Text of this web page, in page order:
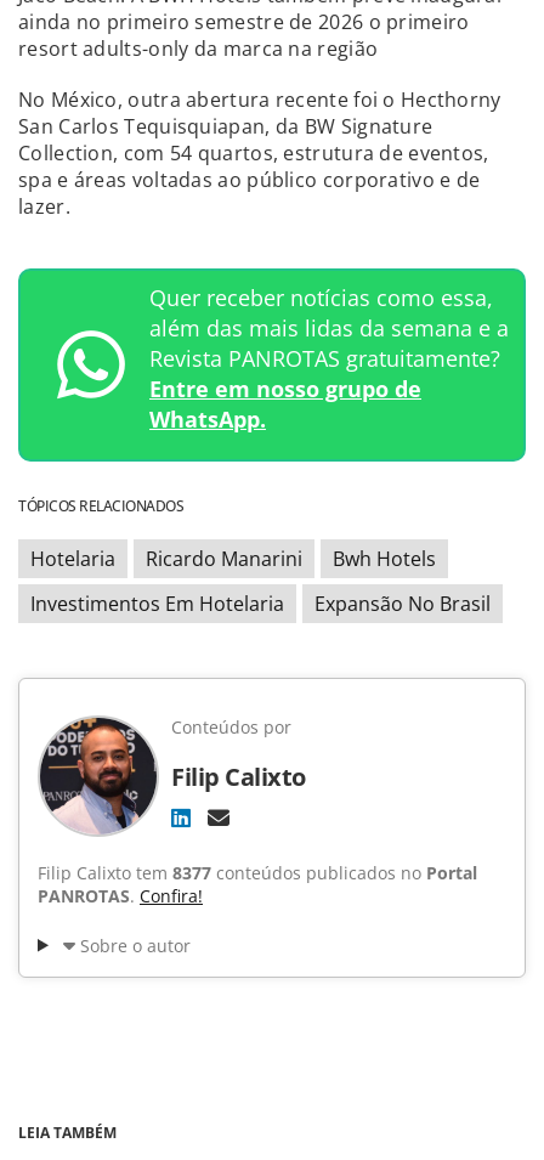
ainda no primeiro semestre de 2026 o primeiro
resort adults-only da marca na região
No México, outra abertura recente foi o Hecthorny
San Carlos Tequisquiapan, da BW Signature
Collection, com 54 quartos, estrutura de eventos,
spa e áreas voltadas ao público corporativo e de
lazer.
Quer receber notícias como essa,
além das mais lidas da semana e a
Revista PANROTAS gratuitamente?
Entre em nosso grupo de
WhatsApp.
TÓPICOS RELACIONADOS
Hotelaria Ricardo Manarini
Bwh Hotels
Investimentos Em Hotelaria
Expansão No Brasil
Conteúdos por
Filip Calixto
Filip Calixto tem 8377 conteúdos publicados no Portal
PANROTAS. Confira!
Sobre o autor
LEIA TAMBÉM